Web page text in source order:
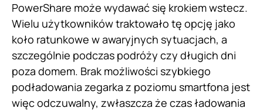
PowerShare może wydawać się krokiem wstecz.
Wielu użytkowników traktowało tę opcję jako
koło ratunkowe w awaryjnych sytuacjach, a
szczególnie podczas podróży czy długich dni
poza domem. Brak możliwości szybkiego
podładowania zegarka z poziomu smartfona jest
więc odczuwalny, zwłaszcza że czas ładowania